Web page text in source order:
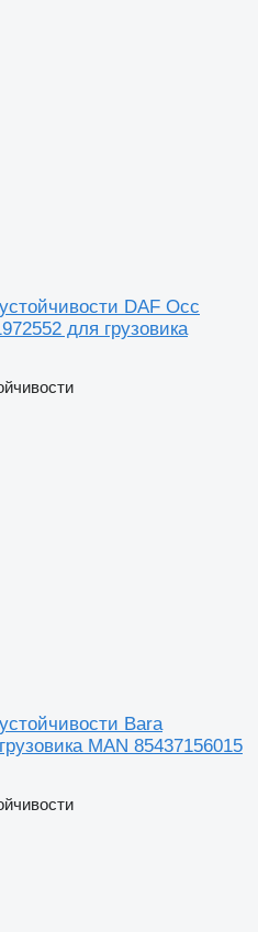
DAF Occ
для грузовика
Bara
MAN 85437156015